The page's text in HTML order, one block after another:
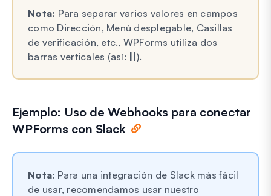
Nota: Para separar varios valores en campos
como Dirección, Menú desplegable, Casillas
de verificación, etc., WPForms utiliza dos
barras verticales (así: ||).
Ejemplo: Uso de Webhooks para conectar
WPForms con Slack
Nota: Para una integración de Slack más fácil
de usar, recomendamos usar nuestro